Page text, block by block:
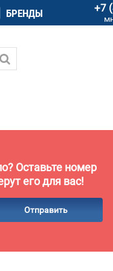
БРЕНДЫ +7
Оставьте номер
его для вас!
Отправить